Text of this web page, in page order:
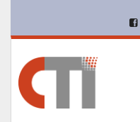
conţinutul